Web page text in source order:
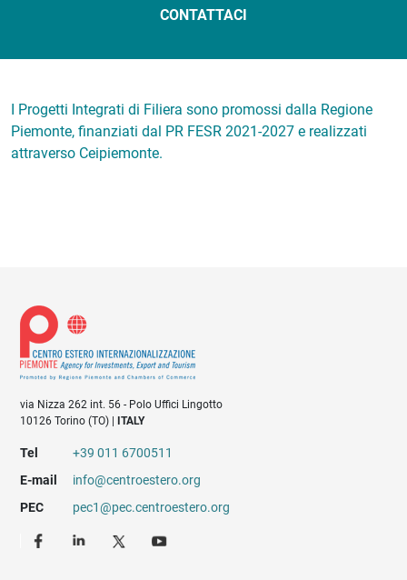
CONTATTACI
I Progetti Integrati di Filiera sono promossi dalla Regione
Piemonte, finanziati dal PR FESR 2021-2027 e realizzati
attraverso Ceipiemonte.
via Nizza 262 int. 56 - Polo Uffici Lingotto
10126 Torino (TO) |
ITALY
Tel
+39 011 6700511
E-mail
info@centroestero.org
PEC
pec1@pec.centroestero.org